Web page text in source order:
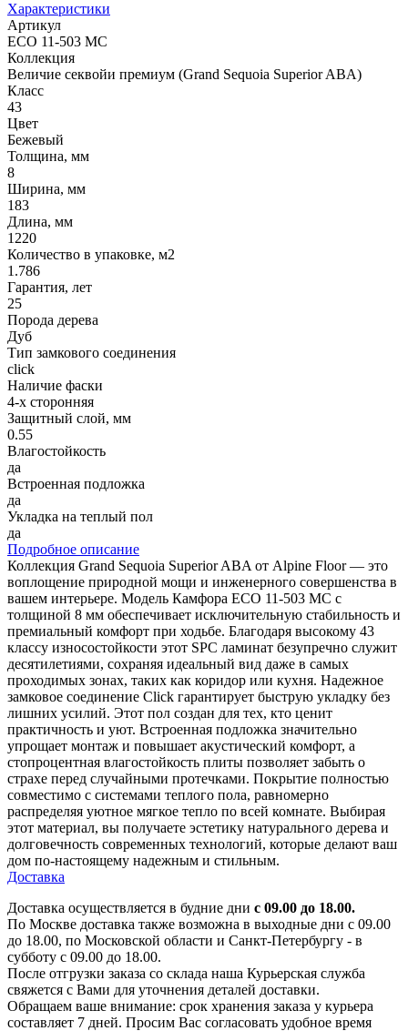
Характеристики
Артикул
ECO 11-503 MC
Коллекция
Величие секвойи премиум (Grand Sequoia Superior ABA)
Класс
43
Цвет
Бежевый
Толщина, мм
8
Ширина, мм
183
Длина, мм
1220
Количество в упаковке, м2
1.786
Гарантия, лет
25
Порода дерева
Дуб
Тип замкового соединения
click
Наличие фаски
4-х сторонняя
Защитный слой, мм
0.55
Влагостойкость
да
Встроенная подложка
да
Укладка на теплый пол
да
Подробное описание
Коллекция Grand Sequoia Superior ABA от Alpine Floor — это
воплощение природной мощи и инженерного совершенства в
вашем интерьере. Модель Камфора ECO 11-503 MC с
толщиной 8 мм обеспечивает исключительную стабильность и
премиальный комфорт при ходьбе. Благодаря высокому 43
классу износостойкости этот SPC ламинат безупречно служит
десятилетиями, сохраняя идеальный вид даже в самых
проходимых зонах, таких как коридор или кухня. Надежное
замковое соединение Click гарантирует быструю укладку без
лишних усилий. Этот пол создан для тех, кто ценит
практичность и уют. Встроенная подложка значительно
упрощает монтаж и повышает акустический комфорт, а
стопроцентная влагостойкость плиты позволяет забыть о
страхе перед случайными протечками. Покрытие полностью
совместимо с системами теплого пола, равномерно
распределяя уютное мягкое тепло по всей комнате. Выбирая
этот материал, вы получаете эстетику натурального дерева и
долговечность современных технологий, которые делают ваш
дом по-настоящему надежным и стильным.
Доставка
Доставка осуществляется в будние дни с 09.00 до 18.00.
По Москве доставка также возможна в выходные дни с 09.00
до 18.00, по Московской области и Санкт-Петербургу - в
субботу с 09.00 до 18.00.
После отгрузки заказа со склада наша Курьерская служба
свяжется с Вами для уточнения деталей доставки.
Обращаем ваше внимание: срок хранения заказа у курьера
составляет 7 дней. Просим Вас согласовать удобное время